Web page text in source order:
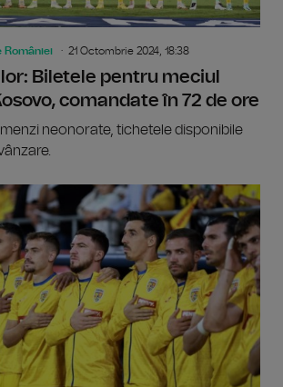
României 21 Octombrie 2024, 18:38
Biletele pentru meciul
comandate în 72 de ore
neonorate, tichetele disponibile